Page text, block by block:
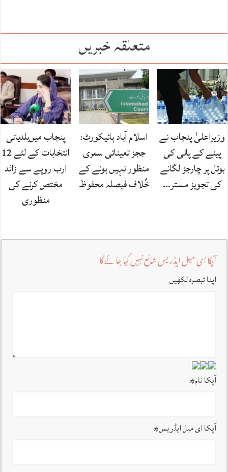
متعلقہ خبریں
وزیراعلیٰ پنجاب نے
پینے کے پانی کی
بوتل پر چارجز لگانے
کی تجویز مستر…
اسلام آباد ہائیکورٹ:
ججز تعیناتی سمری
منظور نہیں‌ ہونے کے
خٌلاف فیصلہ محفوظ
پنجاب میں‌بلدیاتی
انتخابات کے لئے 12
ارب روپے سے زائد
مختص کرنے کی
منظوری
آپکا ای میل ایڈریس شائع نہیں کیا جائے گا
اپنا تبصرہ لکھیں
آپکا نام*
آپکا ای میل ایڈریس*